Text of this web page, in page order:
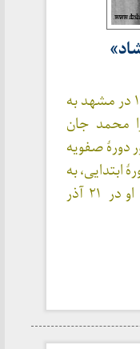
غلامرضا قدسی در سال ۱۳۰۴ در مشهد به
محمد جان
صفویه
ابتدایی، به
او در ۲۱ آذر